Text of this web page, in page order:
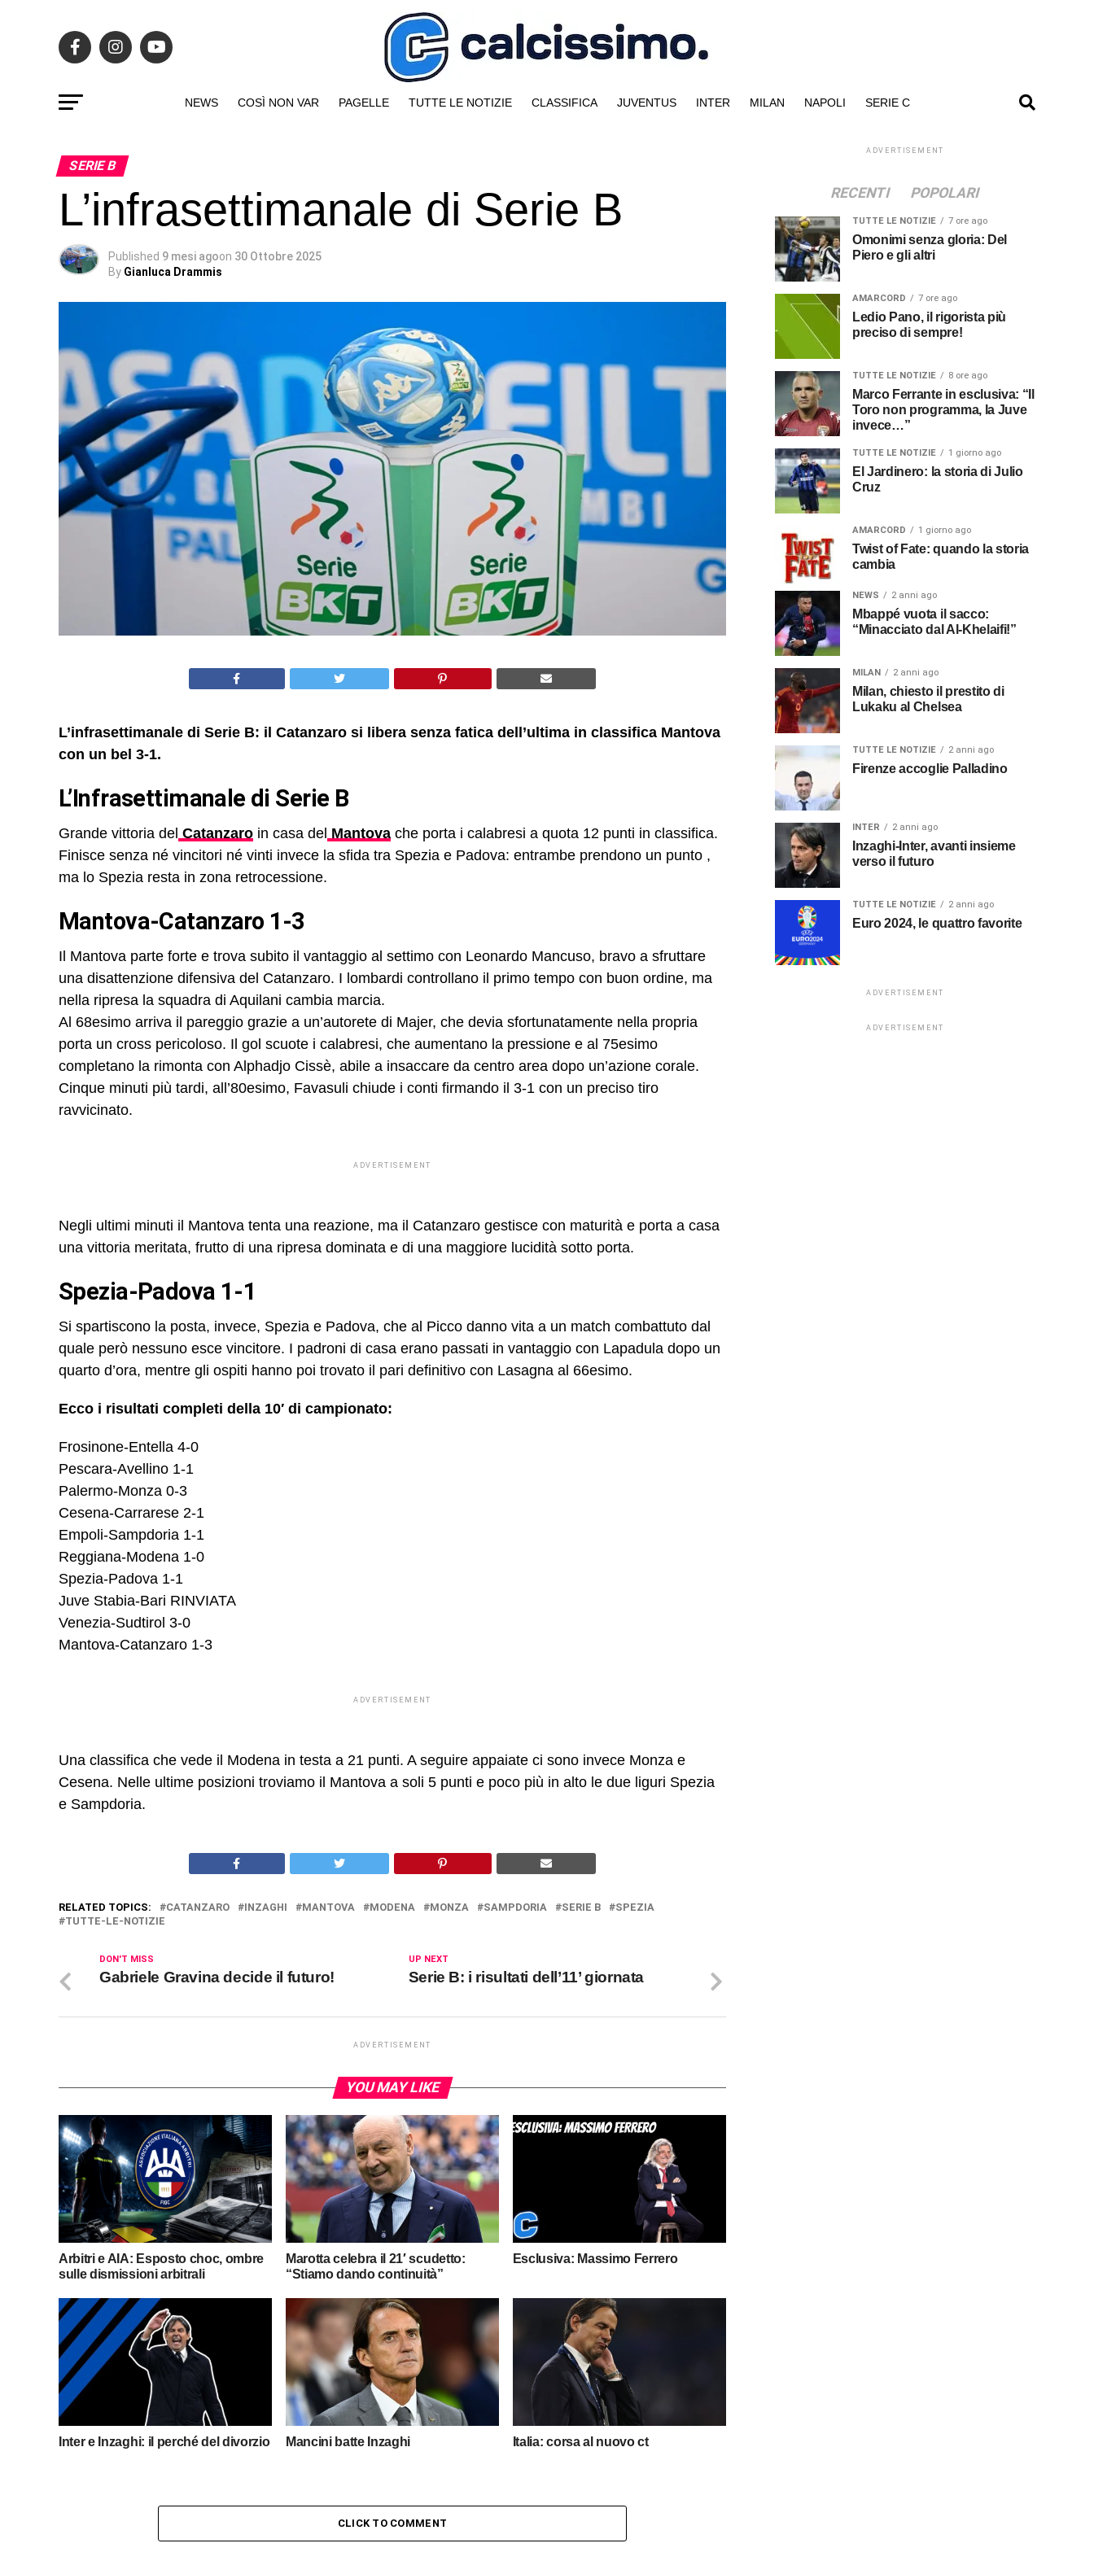
NEWS COSÌ NON VAR PAGELLE TUTTE LE NOTIZIE CLASSIFICA JUVENTUS INTER MILAN NAPOLI SERIE C
SERIE B
L’infrasettimanale di Serie B
Published 9 mesi agoon 30 Ottobre 2025
By Gianluca Drammis
L’infrasettimanale di Serie B: il Catanzaro si libera senza fatica dell’ultima in classifica Mantova
con un bel 3-1.
L’Infrasettimanale di Serie B
Grande vittoria del Catanzaro in casa del Mantova che porta i calabresi a quota 12 punti in classifica.
Finisce senza né vincitori né vinti invece la sfida tra Spezia e Padova: entrambe prendono un punto ,
ma lo Spezia resta in zona retrocessione.
Mantova-Catanzaro 1-3
Il Mantova parte forte e trova subito il vantaggio al settimo con Leonardo Mancuso, bravo a sfruttare
una disattenzione difensiva del Catanzaro. I lombardi controllano il primo tempo con buon ordine, ma
nella ripresa la squadra di Aquilani cambia marcia.
Al 68esimo arriva il pareggio grazie a un’autorete di Majer, che devia sfortunatamente nella propria
porta un cross pericoloso. Il gol scuote i calabresi, che aumentano la pressione e al 75esimo
completano la rimonta con Alphadjo Cissè, abile a insaccare da centro area dopo un’azione corale.
Cinque minuti più tardi, all’80esimo, Favasuli chiude i conti firmando il 3-1 con un preciso tiro
ravvicinato.
ADVERTISEMENT
Negli ultimi minuti il Mantova tenta una reazione, ma il Catanzaro gestisce con maturità e porta a casa
una vittoria meritata, frutto di una ripresa dominata e di una maggiore lucidità sotto porta.
Spezia-Padova 1-1
Si spartiscono la posta, invece, Spezia e Padova, che al Picco danno vita a un match combattuto dal
quale però nessuno esce vincitore. I padroni di casa erano passati in vantaggio con Lapadula dopo un
quarto d’ora, mentre gli ospiti hanno poi trovato il pari definitivo con Lasagna al 66esimo.
Ecco i risultati completi della 10′ di campionato:
Frosinone-Entella 4-0
Pescara-Avellino 1-1
Palermo-Monza 0-3
Cesena-Carrarese 2-1
Empoli-Sampdoria 1-1
Reggiana-Modena 1-0
Spezia-Padova 1-1
Juve Stabia-Bari RINVIATA
Venezia-Sudtirol 3-0
Mantova-Catanzaro 1-3
ADVERTISEMENT
Una classifica che vede il Modena in testa a 21 punti. A seguire appaiate ci sono invece Monza e
Cesena. Nelle ultime posizioni troviamo il Mantova a soli 5 punti e poco più in alto le due liguri Spezia
e Sampdoria.
RELATED TOPICS: CATANZARO INZAGHI MANTOVA MODENA MONZA SAMPDORIA SERIE B
SPEZIA
TUTTE-LE-NOTIZIE
UP NEXT
Serie B: i risultati dell’11’ giornata
DON'T MISS
Gabriele Gravina decide il futuro!
ADVERTISEMENT
YOU MAY LIKE
Arbitri e AIA: Esposto choc, ombre
sulle dismissioni arbitrali
Marotta celebra il 21′ scudetto:
“Stiamo dando continuità”
Esclusiva: Massimo Ferrero
Inter e Inzaghi: il perché del divorzio Mancini batte Inzaghi Italia: corsa al nuovo ct
CLICK TO COMMENT
ADVERTISEMENT
RECENTI POPOLARI
TUTTE LE NOTIZIE 7 ore ago
Omonimi senza gloria: Del
Piero e gli altri
AMARCORD 7 ore ago
Ledio Pano, il rigorista più
preciso di sempre!
TUTTE LE NOTIZIE 8 ore ago
Marco Ferrante in esclusiva: “Il
Toro non programma, la Juve
invece…”
TUTTE LE NOTIZIE 1 giorno ago
El Jardinero: la storia di Julio
Cruz
AMARCORD 1 giorno ago
Twist of Fate: quando la storia
cambia
NEWS 2 anni ago
Mbappé vuota il sacco:
“Minacciato dal Al-Khelaifi!”
MILAN 2 anni ago
Milan, chiesto il prestito di
Lukaku al Chelsea
TUTTE LE NOTIZIE 2 anni ago
Firenze accoglie Palladino
INTER 2 anni ago
Inzaghi-Inter, avanti insieme
verso il futuro
TUTTE LE NOTIZIE 2 anni ago
Euro 2024, le quattro favorite
ADVERTISEMENT
ADVERTISEMENT